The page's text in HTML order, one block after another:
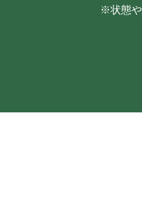
※状態や